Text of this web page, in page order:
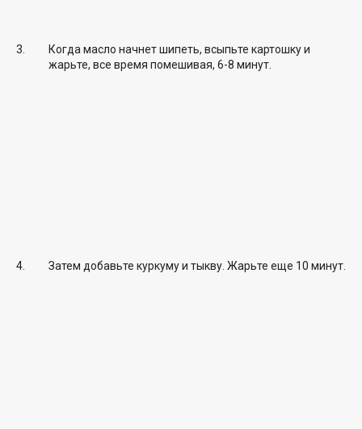
Когда масло начнет шипеть, всыпьте картошку и
жарьте, все время помешивая, 6-8 минут.
Затем добавьте куркуму и тыкву. Жарьте еще 10 минут.